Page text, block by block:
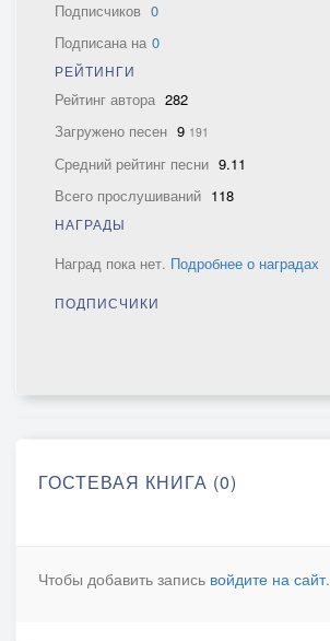
Подписчиков 0
Подписана на 0
РЕЙТИНГИ
Рейтинг автора 282
Загружено песен 9 191
Средний рейтинг песни 9.11
Всего прослушиваний 118
НАГРАДЫ
Наград пока нет. Подробнее о наградах
ПОДПИСЧИКИ
ГОСТЕВАЯ КНИГА (0)
Чтобы добавить запись войдите на сайт.